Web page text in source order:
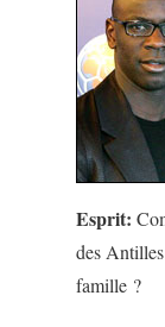
Esprit:
des
famille ?